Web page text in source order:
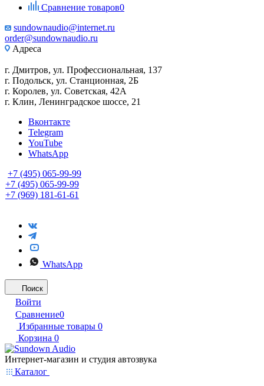
Сравнение товаров0
sundownaudio@internet.ru
order@sundownaudio.ru
Адреса
г. Дмитров, ул. Профессиональная, 137
г. Подольск, ул. Станционная, 2Б
г. Королев, ул. Советская, 42А
г. Клин, Ленинградское шоссе, 21
Вконтакте
Telegram
YouTube
WhatsApp
+7 (495) 065-99-99
+7 (495) 065-99-99
+7 (969) 181-61-61
WhatsApp
Поиск
Войти
Сравнение0
Избранные товары 0
Корзина 0
Интернет-магазин и студия автозвука
Каталог